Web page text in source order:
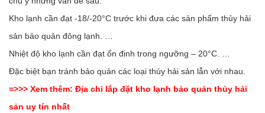
Kho lạnh cần đạt -18/-20°C trước khi đưa các sản phẩm thủy hải
sản bảo quản đông lạnh. …
Nhiệt độ kho lạnh cần đạt ổn định trong ngưỡng – 20°C. …
Đặc biệt bạn tránh bảo quản các loại thủy hải sản lẫn với nhau.
=>>> Xem thêm: Địa chỉ lắp đặt kho lạnh bảo quản thủy hải
sản uy tín nhất